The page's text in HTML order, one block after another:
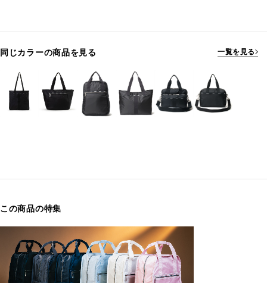
同じカラーの商品を見る 一覧を見る
この商品の特集